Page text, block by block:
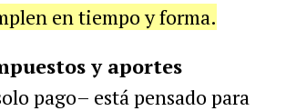
en tiempo y forma.
y aportes
pago– está pensado para